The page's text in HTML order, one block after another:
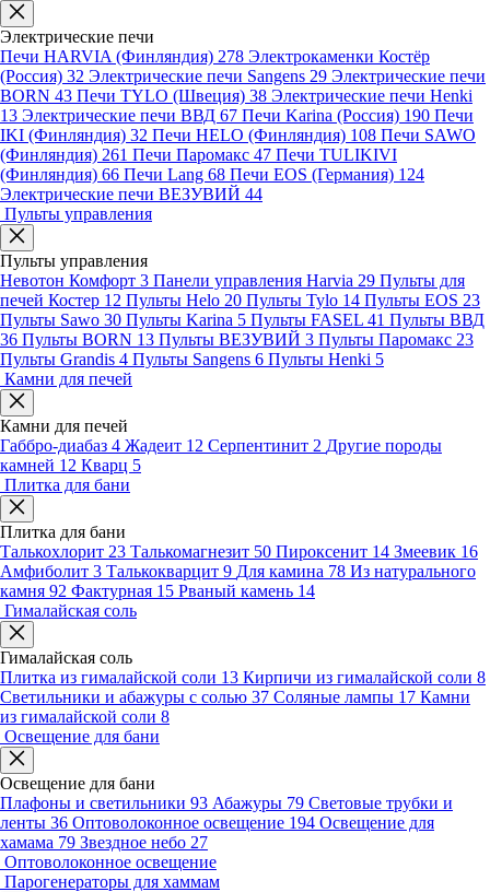
Электрические печи
Печи HARVIA (Финляндия) 278 Электрокаменки Костёр
(Россия) 32 Электрические печи Sangens 29 Электрические печи
BORN 43 Печи TYLO (Швеция) 38 Электрические печи Henki
13 Электрические печи ВВД 67 Печи Karina (Россия) 190 Печи
IKI (Финляндия) 32 Печи HELO (Финляндия) 108 Печи SAWO
(Финляндия) 261 Печи Паромакс 47 Печи TULIKIVI
(Финляндия) 66 Печи Lang 68 Печи EOS (Германия) 124
Электрические печи ВЕЗУВИЙ 44
Пульты управления
Пульты управления
Невотон Комфорт 3 Панели управления Harvia 29 Пульты для
печей Костер 12 Пульты Helo 20 Пульты Tylo 14 Пульты EOS 23
Пульты Sawo 30 Пульты Karina 5 Пульты FASEL 41 Пульты ВВД
36 Пульты BORN 13 Пульты ВЕЗУВИЙ 3 Пульты Паромакс 23
Пульты Grandis 4 Пульты Sangens 6 Пульты Henki 5
Камни для печей
Камни для печей
Габбро-диабаз 4 Жадеит 12 Серпентинит 2 Другие породы
камней 12 Кварц 5
Плитка для бани
Плитка для бани
Талькохлорит 23 Талькомагнезит 50 Пироксенит 14 Змеевик 16
Амфиболит 3 Талькокварцит 9 Для камина 78 Из натурального
камня 92 Фактурная 15 Рваный камень 14
Гималайская соль
Гималайская соль
Плитка из гималайской соли 13 Кирпичи из гималайской соли 8
Светильники и абажуры с солью 37 Соляные лампы 17 Камни
из гималайской соли 8
Освещение для бани
Освещение для бани
Плафоны и светильники 93 Абажуры 79 Световые трубки и
ленты 36 Оптоволоконное освещение 194 Освещение для
хамама 79 Звездное небо 27
Оптоволоконное освещение
Парогенераторы для хаммам